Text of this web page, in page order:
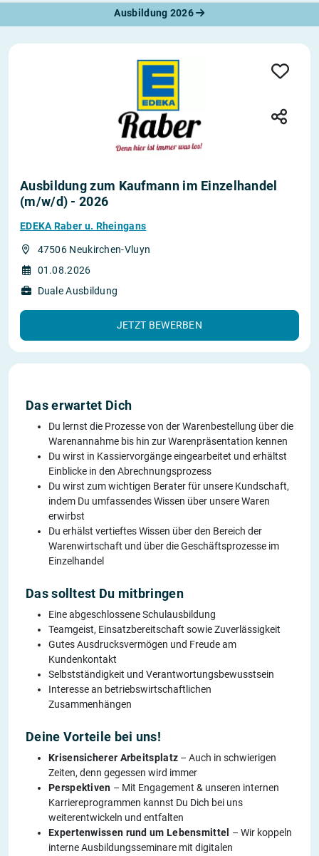
Ausbildung 2026
Ausbildung zum Kaufmann im Einzelhandel
(m/w/d) - 2026
EDEKA Raber u. Rheingans
47506 Neukirchen-Vluyn
01.08.2026
Duale Ausbildung
JETZT BEWERBEN
Das erwartet Dich
Du lernst die Prozesse von der Warenbestellung über die
Warenannahme bis hin zur Warenpräsentation kennen
Du wirst in Kassiervorgänge eingearbeitet und erhältst
Einblicke in den Abrechnungsprozess
Du wirst zum wichtigen Berater für unsere Kundschaft,
indem Du umfassendes Wissen über unsere Waren
erwirbst
Du erhälst vertieftes Wissen über den Bereich der
Warenwirtschaft und über die Geschäftsprozesse im
Einzelhandel
Das solltest Du mitbringen
Eine abgeschlossene Schulausbildung
Teamgeist, Einsatzbereitschaft sowie Zuverlässigkeit
Gutes Ausdrucksvermögen und Freude am
Kundenkontakt
Selbstständigkeit und Verantwortungsbewusstsein
Interesse an betriebswirtschaftlichen
Zusammenhängen
Deine Vorteile bei uns!
Krisensicherer Arbeitsplatz – Auch in schwierigen
Zeiten, denn gegessen wird immer
Perspektiven – Mit Engagement & unseren internen
Karriereprogrammen kannst Du Dich bei uns
weiterentwickeln und entfalten
Expertenwissen rund um Lebensmittel – Wir koppeln
interne Ausbildungsseminare mit digitalen